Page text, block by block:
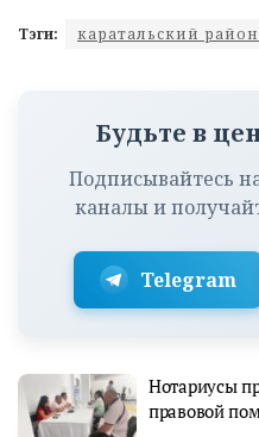
Тэги: каратальский район
Будьте в
Подписывайтесь
каналы и
Telegram
Нотариусы
правовой